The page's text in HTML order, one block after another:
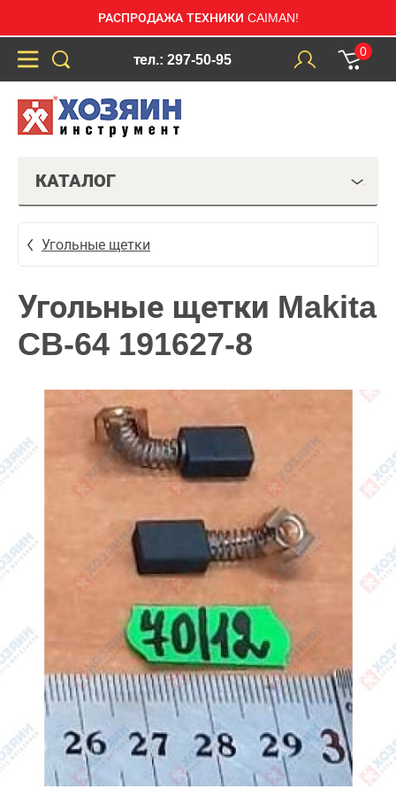
РАСПРОДАЖА ТЕХНИКИ CAIMAN!
тел.: 297-50-95
0
КАТАЛОГ
Угольные щетки
Угольные щетки Makita
CB-64 191627-8